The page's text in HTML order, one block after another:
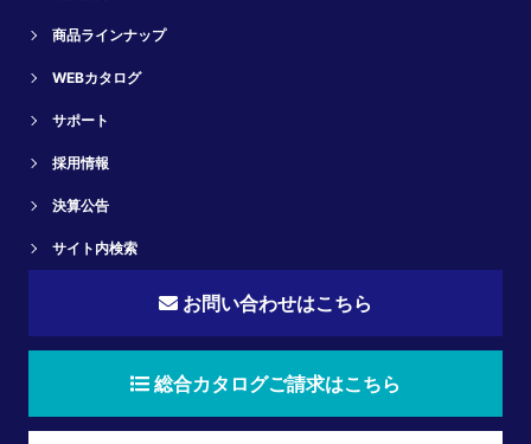
商品ラインナップ
WEBカタログ
サポート
採用情報
決算公告
サイト内検索
お問い合わせはこちら
総合カタログご請求はこちら